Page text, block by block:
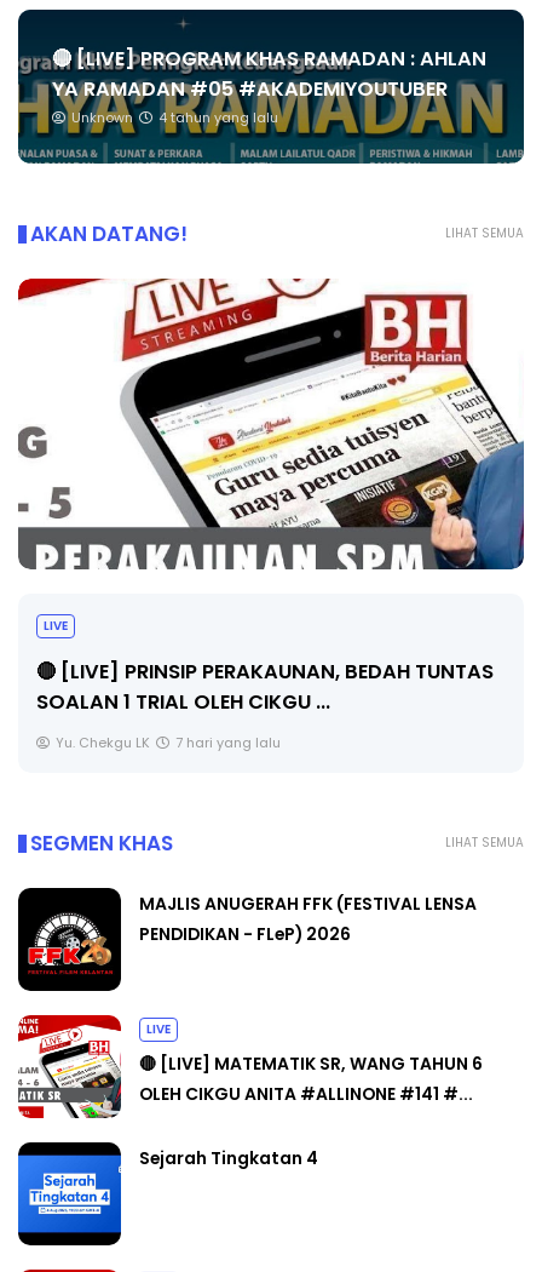
🔴 [LIVE] PROGRAM KHAS RAMADAN : AHLAN
YA RAMADAN #05 #AKADEMIYOUTUBER
Unknown 4 tahun yang lalu
LIHAT SEMUA
AKAN DATANG!
BICARA PROFESIONAL 8 : TIMBALAN KETUA
PENGARAH PENDIDIKAN MALAYSIA
Unknown 9 hari yang lalu
LIHAT SEMUA
SEGMEN KHAS
MAJLIS ANUGERAH FFK (FESTIVAL LENSA
PENDIDIKAN - FLeP) 2026
LIVE
🔴 [LIVE] MATEMATIK SR, WANG TAHUN 6
OLEH CIKGU ANITA #ALLINONE #141 #...
Sejarah Tingkatan 4